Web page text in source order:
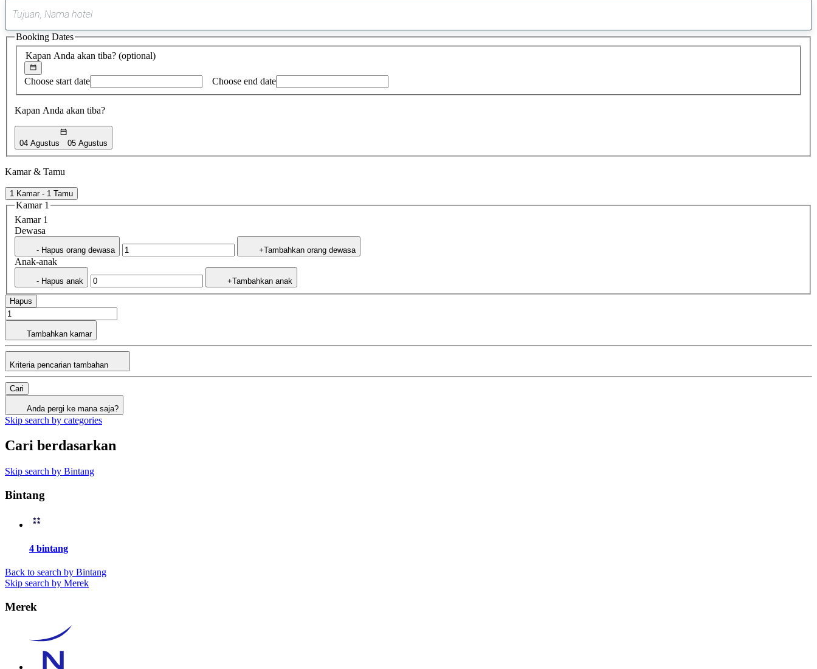
saran
ditemukan
Kapan Anda akan tiba? (optional)
Choose start date Choose end date
Kapan Anda akan tiba?
04 Agustus 05 Agustus
Booking Dates
Kamar & Tamu
1 Kamar - 1 Tamu
Kamar 1
Kamar 1
Dewasa
- Hapus orang dewasa +Tambahkan orang dewasa
Anak-anak
- Hapus anak +Tambahkan anak
Hapus
Tambahkan kamar
Kriteria pencarian tambahan
Cari
Anda pergi ke mana saja?
Skip search by categories
Cari berdasarkan
Skip search by Bintang
Bintang
4 bintang
Back to search by Bintang
Skip search by Merek
Merek